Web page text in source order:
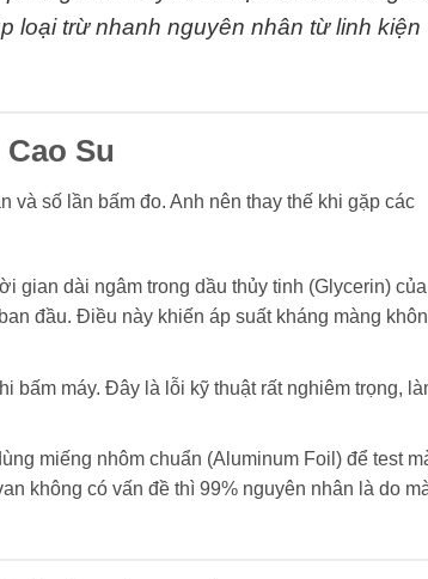
loại trừ nhanh nguyên nhân từ linh kiện
Su
và số lần bấm đo. Anh nên thay thế khi gặp các
gian dài ngâm trong dầu thủy tinh (Glycerin) của
đầu. Điều này khiến áp suất kháng màng
bấm máy. Đây là lỗi kỹ thuật rất nghiêm trọng,
miếng nhôm chuẩn (Aluminum Foil) để test
không có vấn đề thì 99% nguyên nhân là do